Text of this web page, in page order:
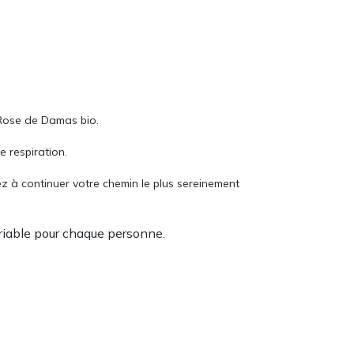
de Damas bio.
respiration.
continuer votre chemin le plus sereinement
pour chaque personne.